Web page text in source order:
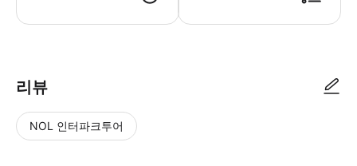
리뷰
NOL 인터파크투어